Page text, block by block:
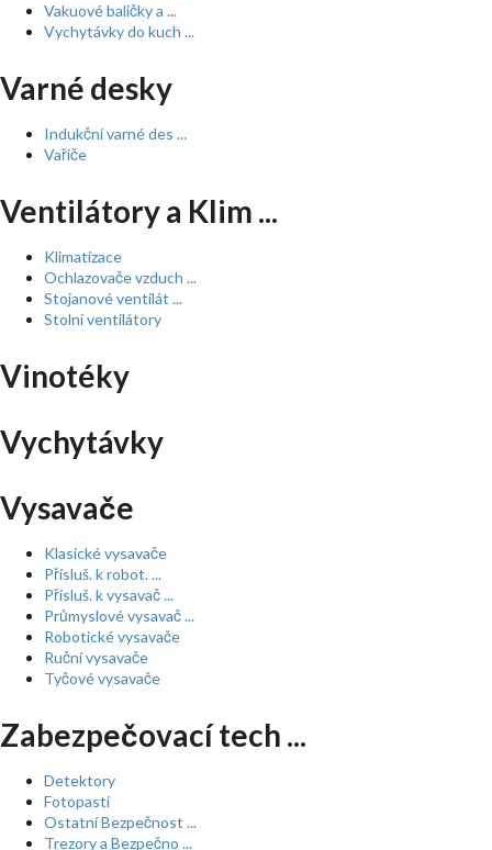
Vakuové baličky a ...
Vychytávky do kuch ...
Varné desky
Indukční varné des ...
Vařiče
Ventilátory a Klim ...
Klimatizace
Ochlazovače vzduch ...
Stojanové ventilát ...
Stolní ventilátory
Vinotéky
Vychytávky
Vysavače
Klasické vysavače
Přísluš. k robot. ...
Přísluš. k vysavač ...
Průmyslové vysavač ...
Robotické vysavače
Ruční vysavače
Tyčové vysavače
Zabezpečovací tech ...
Detektory
Fotopasti
Ostatní Bezpečnost ...
Trezory a Bezpečno ...